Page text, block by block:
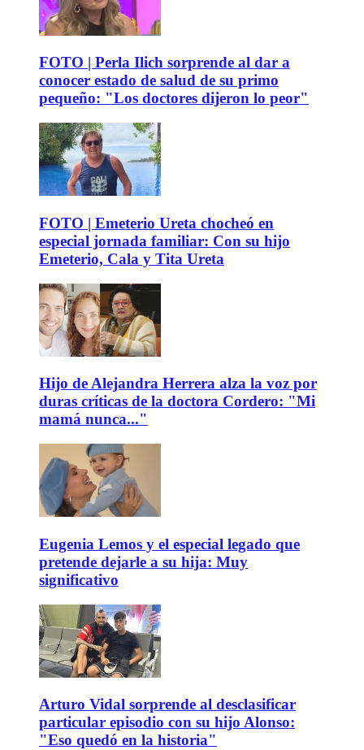
FOTO | Perla Ilich sorprende al dar a
conocer estado de salud de su primo
pequeño: "Los doctores dijeron lo peor"
FOTO | Emeterio Ureta chocheó en
especial jornada familiar: Con su hijo
Emeterio, Cala y Tita Ureta
Hijo de Alejandra Herrera alza la voz por
duras críticas de la doctora Cordero: "Mi
mamá nunca..."
Eugenia Lemos y el especial legado que
pretende dejarle a su hija: Muy
significativo
Arturo Vidal sorprende al desclasificar
particular episodio con su hijo Alonso:
"Eso quedó en la historia"